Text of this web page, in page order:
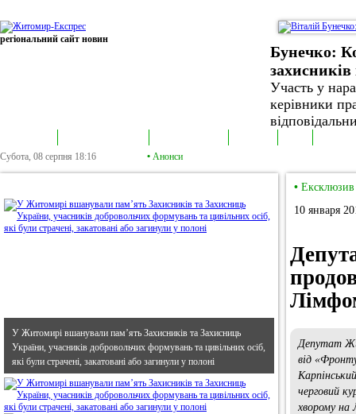
регіональний сайт новин
Бунечко:
захисників
Участь у
керівники
Субота, 08 серпня 18:16 • Анонси
У Житомирі вшанували пам’ять Захисників та Захисниць
України, учасників добровольчих формувань та цивільних осіб,
які були страчені, закатовані або загинули у полоні
• Ексклюзив
10 января
Депутат
від
черговий
хворому